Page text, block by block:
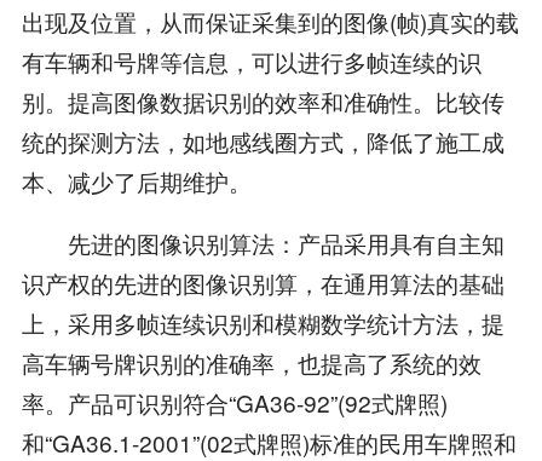
出现及位置，从而保证采集到的图像(帧)真实的载
有车辆和号牌等信息，可以进行多帧连续的识
别。提高图像数据识别的效率和准确性。比较传
统的探测方法，如地感线圈方式，降低了施工成
本、减少了后期维护。
先进的图像识别算法：产品采用具有自主知
识产权的先进的图像识别算，在通用算法的基础
上，采用多帧连续识别和模糊数学统计方法，提
高车辆号牌识别的准确率，也提高了系统的效
率。产品可识别符合“GA36-92”(92式牌照)
和“GA36.1-2001”(02式牌照)标准的民用车牌照和